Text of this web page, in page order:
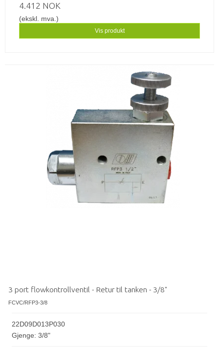
4.412 NOK
(ekskl. mva.)
Vis produkt
3 port flowkontrollventil - Retur til tanken - 3/8"
FCVC/RFP3-3/8
22D09D013P030
Gjenge: 3/8"